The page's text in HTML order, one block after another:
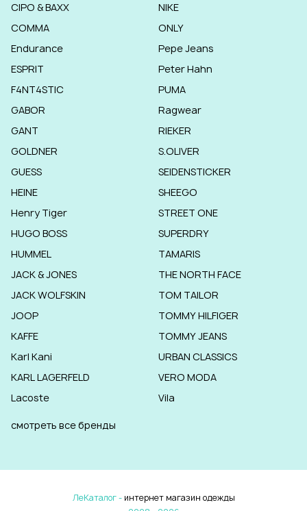
CIPO & BAXX
COMMA
Endurance
ESPRIT
F4NT4STIC
GABOR
GANT
GOLDNER
GUESS
HEINE
Henry Tiger
HUGO BOSS
HUMMEL
JACK & JONES
JACK WOLFSKIN
JOOP
KAFFE
Karl Kani
KARL LAGERFELD
Lacoste
NIKE
ONLY
Pepe Jeans
Peter Hahn
PUMA
Ragwear
RIEKER
S.OLIVER
SEIDENSTICKER
SHEEGO
STREET ONE
SUPERDRY
TAMARIS
THE NORTH FACE
TOM TAILOR
TOMMY HILFIGER
TOMMY JEANS
URBAN CLASSICS
VERO MODA
Vila
смотреть все бренды
ЛеКаталог - интернет магазин одежды